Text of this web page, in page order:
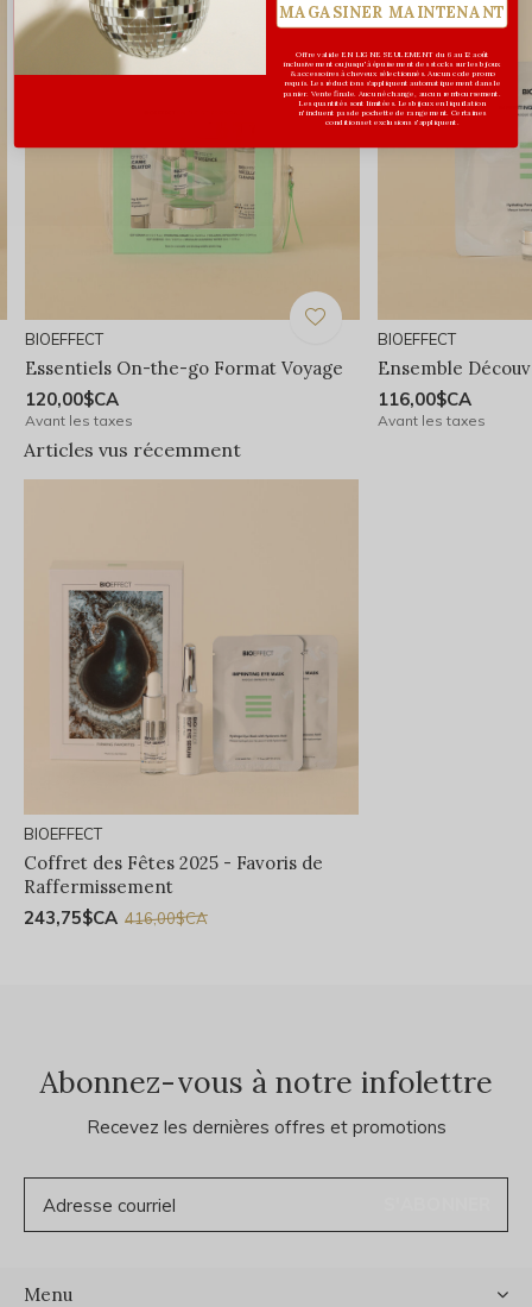
BIOEFFECT
Essentiels On-the-go Format Voyage
120,00$CA
Avant les taxes
BIOEFFECT
Ensemble
116,00$CA
Avant les taxes
Articles vus récemment
BIOEFFECT
Coffret des Fêtes 2025 - Favoris de
Raffermissement
243,75$CA 416,00$CA
Abonnez-vous à notre infolettre
Recevez les dernières offres et promotions
Menu
MAGASINER MAINTENANT
Offre valide EN LIGNE SEULEMENT du 6 au 12 août
inclusivement ou jusqu'à épuisement des stocks sur les bijoux
& accessoires à cheveux sélectionnés. Aucun code promo
requis. Les réductions s’appliquent automatiquement dans le
panier. Vente finale. Aucun échange, aucun remboursement.
Les quantités sont limitées. Les bijoux en liquidation
n'incluent pas de pochette de rangement. Certaines
conditions et exclusions s'appliquent.